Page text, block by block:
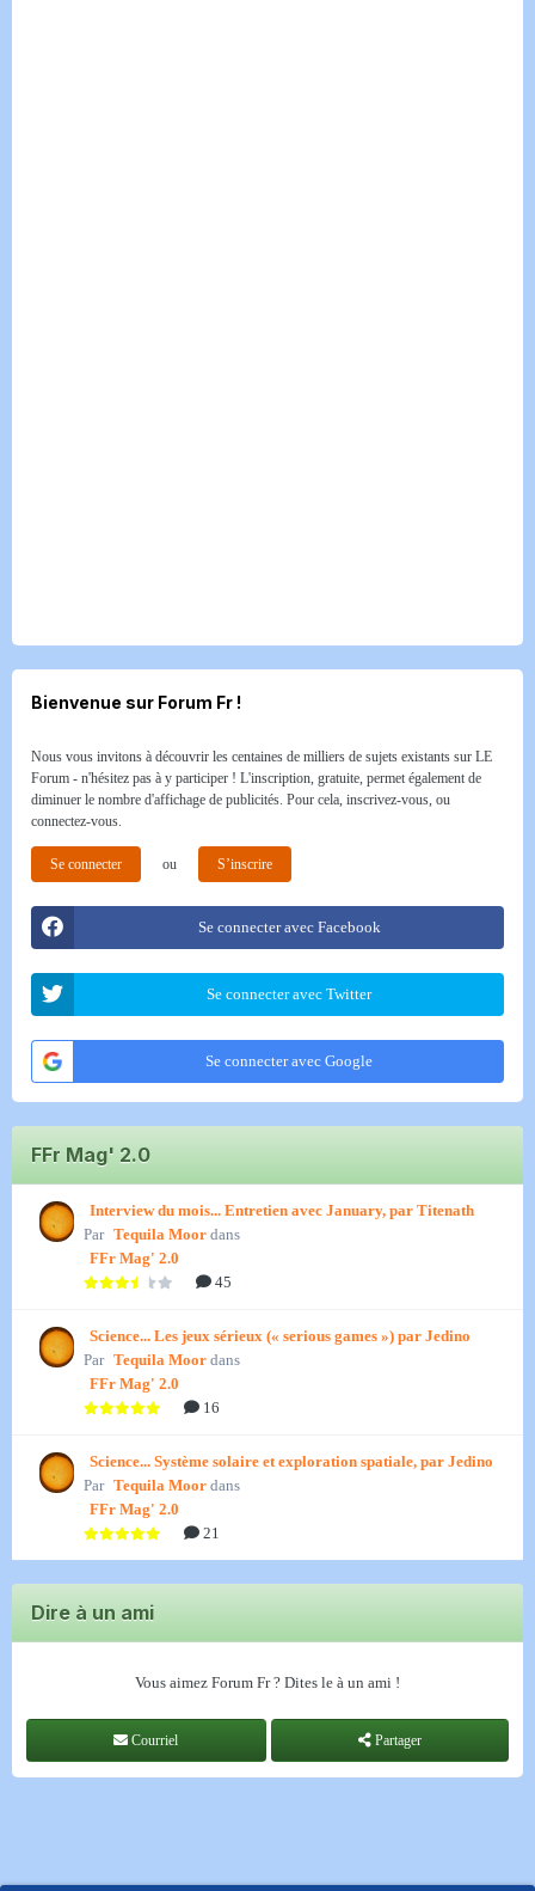
Bienvenue sur Forum Fr !
Nous vous invitons à découvrir les centaines de milliers de sujets existants sur LE
Forum - n'hésitez pas à y participer ! L'inscription, gratuite, permet également de
diminuer le nombre d'affichage de publicités. Pour cela, inscrivez-vous, ou
connectez-vous.
Se connecter ou S’inscrire
Se connecter avec Facebook
Se connecter avec Twitter
Se connecter avec Google
FFr Mag' 2.0
Interview du mois... Entretien avec January, par Titenath
Par Tequila Moor dans
FFr Mag' 2.0
45
Science... Les jeux sérieux (« serious games ») par Jedino
Par Tequila Moor dans
FFr Mag' 2.0
16
Science... Système solaire et exploration spatiale, par Jedino
Par Tequila Moor dans
FFr Mag' 2.0
21
Dire à un ami
Vous aimez Forum Fr ? Dites le à un ami !
Courriel Partager